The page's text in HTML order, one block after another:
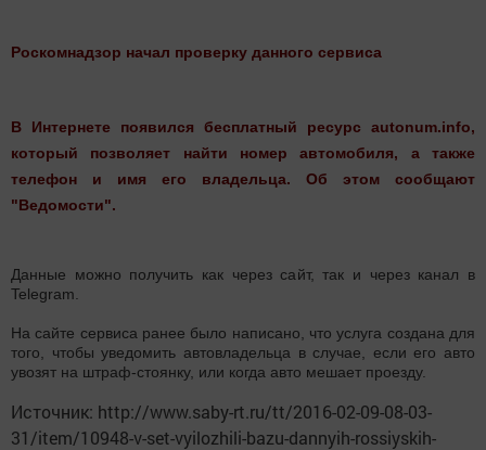
Роскомнадзор начал проверку данного сервиса
В Интернете появился бесплатный ресурс autonum.info,
который позволяет найти номер автомобиля, а также
телефон и имя его владельца. Об этом сообщают
"Ведомости".
Данные можно получить как через сайт, так и через канал в
Telegram.
На сайте сервиса ранее было написано, что услуга создана для
того, чтобы уведомить автовладельца в случае, если его авто
увозят на штраф-стоянку, или когда авто мешает проезду.
Источник: http://www.saby-rt.ru/tt/2016-02-09-08-03-
31/item/10948-v-set-vyilozhili-bazu-dannyih-rossiyskih-